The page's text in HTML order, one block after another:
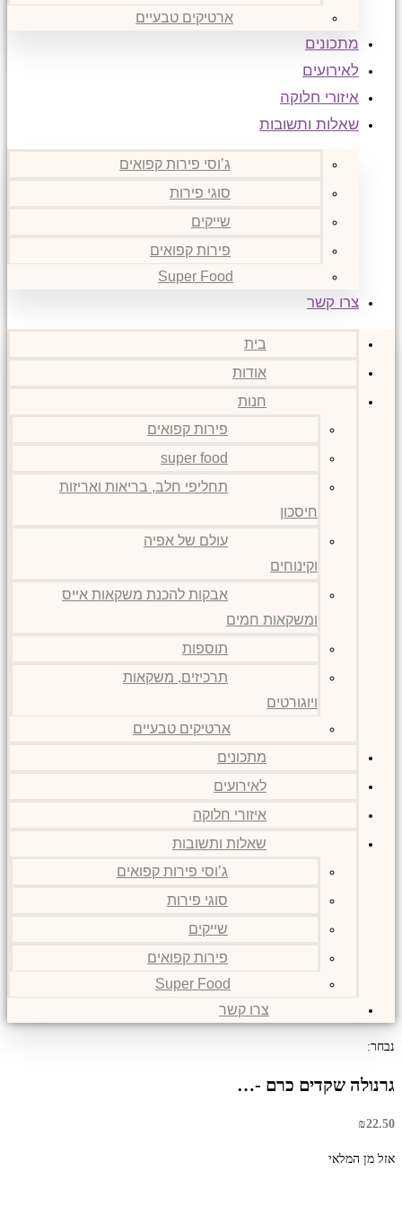
ארטיקים טבעיים
מתכונים
לאירועים
איזורי חלוקה
שאלות ותשובות
ג’וסי פירות קפואים
סוגי פירות
שייקים
פירות קפואים
Super Food
צרו קשר
בית
אודות
חנות
פירות קפואים
super food
תחליפי חלב, בריאות ואריזות
חיסכון
עולם של אפיה
וקינוחים
אבקות להכנת משקאות אייס
ומשקאות חמים
תוספות
תרכיזים, משקאות
ויוגורטים
ארטיקים טבעיים
מתכונים
לאירועים
איזורי חלוקה
שאלות ותשובות
ג’וסי פירות קפואים
סוגי פירות
שייקים
פירות קפואים
Super Food
צרו קשר
נבחר:
גרנולה שקדים כרם -…
₪22.50
אזל מן המלאי